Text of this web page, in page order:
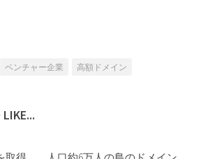
ベンチャー企業 高額ドメイン